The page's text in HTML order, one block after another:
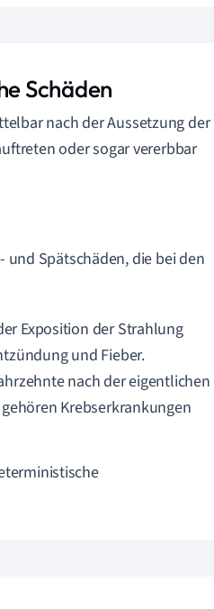
Schäden
nach der Aussetzung der
oder sogar vererbbar
Spätschäden, die bei den
Exposition der Strahlung
und Fieber.
nach der eigentlichen
Krebserkrankungen